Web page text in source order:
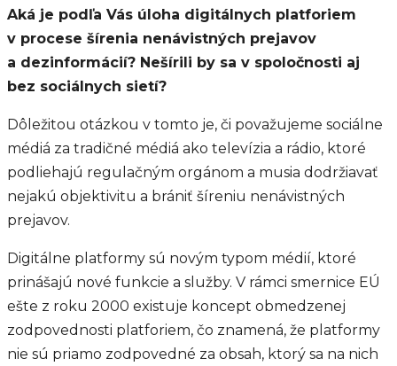
Aká je podľa Vás úloha digitálnych platforiem
v procese šírenia nenávistných prejavov
a dezinformácií? Nešírili by sa v spoločnosti aj
bez sociálnych sietí?
Dôležitou otázkou v tomto je, či považujeme sociálne
médiá za tradičné médiá ako televízia a rádio, ktoré
podliehajú regulačným orgánom a musia dodržiavať
nejakú objektivitu a brániť šíreniu nenávistných
prejavov.
Digitálne platformy sú novým typom médií, ktoré
prinášajú nové funkcie a služby. V rámci smernice EÚ
ešte z roku 2000 existuje koncept obmedzenej
zodpovednosti platforiem, čo znamená, že platformy
nie sú priamo zodpovedné za obsah, ktorý sa na nich